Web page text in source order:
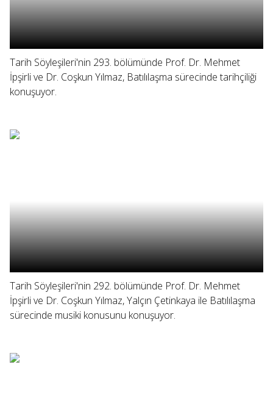
Tarih Söyleşileri'nin 293. bölümünde Prof. Dr. Mehmet
İpşirli ve Dr. Coşkun Yılmaz, Batılılaşma sürecinde tarihçiliği
konuşuyor.
Tarih Söyleşileri'nin 292. bölümünde Prof. Dr. Mehmet
İpşirli ve Dr. Coşkun Yılmaz, Yalçın Çetinkaya ile Batılılaşma
sürecinde musiki konusunu konuşuyor.